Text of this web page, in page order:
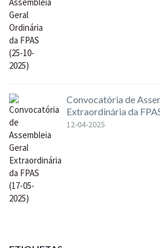
Convocatória de
Extraordinária da
12-04-2025